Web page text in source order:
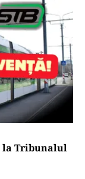
la Tribunalul